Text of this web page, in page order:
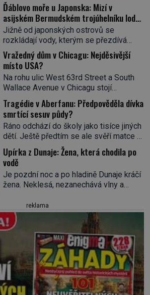
Ďáblovo moře u Japonska: Mizí v
asijském Bermudském trojúhelníku lodě
ve spárech neznámé síly?
Jižně od japonských ostrovů se
rozkládají vody, kterým se přezdívá
Ďáblovo moře. Vypráví se o lodích
mizejících beze stopy, podivných
světlech, zrádných proudech i mořských
dracích, kteří měli tyto končiny střežit už
v dávných legendách. Je tichomořský
Dračí trojúhelník skutečně prokletým
místem, nebo se zde jen nebezpečná
příroda proměnila v jednu z
nejpůsobivějších námořních záhad? […]
Vražedný dům v Chicagu: Nejděsivější
místo USA?
Na rohu ulic West 63rd Street a South
Wallace Avenue v Chicagu stojí
nenápadná pošta. Nemá žádný speciální
nápis ani pamětní desku. A přesto prý
místní zaměstnanci neradi chodí do
sklepa. Právě tady totiž sídlil sériový
vrah H. H. Holmes a také
nejpropracovanější past na lidi
v dějinách americké kriminalistiky.
Herman Webster Mudgett (1861–1896)
přijíždí […]
Tragédie v Aberfanu: Předpověděla dívka
smrtící sesuv půdy?
Ráno odchází do školy jako tisíce jiných
dětí. Ještě předtím se ale svěří matce s
podivným snem. Ve škole, kterou dobře
zná, tentokrát nevidí budovu ani
spolužáky. Místo nich se před ní tyčí
cosi temného. O několik hodin později je
mrtvá. Mohla devítiletá Zahlédla vlastní
vesnice Aberfan […]
Upírka z Dunaje: Žena, která chodila po
vodě
Je pozdní noc a po hladině Dunaje kráčí
žena. Neklesá, nezanechává vlny a
pod ní byla dlažbou. Muž, který ji z
břehu pozoruje, ji údajně poznává, jenže
Ruža Vlajna má být v tu chvíli mrtvá celé
století. Vesnice Kisiljevo v
severovýchodním Srbsku má s upíry
nevyřízené účty. […]
reklama